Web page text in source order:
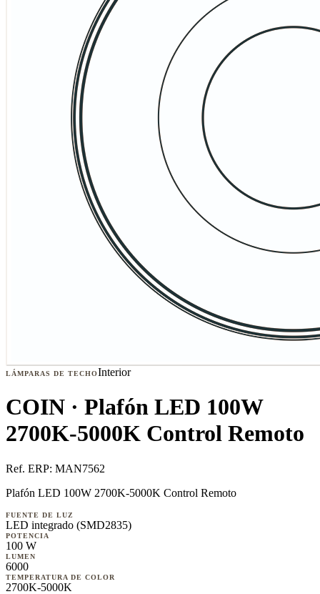
LÁMPARAS DE TECHOInterior
COIN · Plafón LED 100W
2700K-5000K Control Remoto
Ref. ERP: MAN7562
Plafón LED 100W 2700K-5000K Control Remoto
FUENTE DE LUZ
LED integrado (SMD2835)
POTENCIA
100 W
LUMEN
6000
TEMPERATURA DE COLOR
2700K-5000K